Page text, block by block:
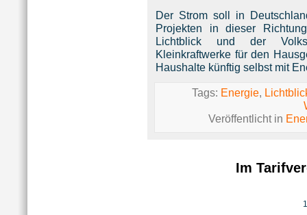
Der Strom soll in
Projekten in dieser
Lichtblick und der
Kleinkraftwerke für den
Haushalte künftig selbst mit
Tags: Energie,
Veröffentlicht in
Im
1